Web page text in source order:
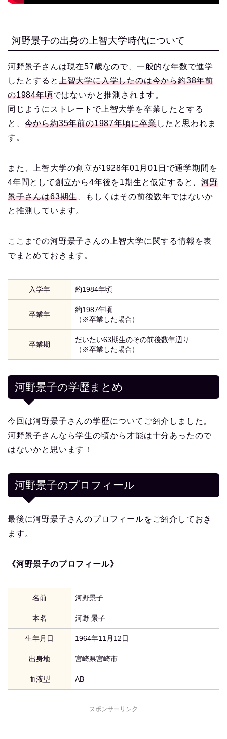
河野景子の出身の上智大学時代について
河野景子さんは現在57歳なので、一般的な年数で進学
したとすると 上智大学に入学したのは今から約38年前
の1984年頃ではないかと推測されます。
同じようにストレートで上智大学を卒業したとする
と、 今から約35年前の1987年頃に卒業したと思われま
す。
また、上智大学の創立が1928年01月01日で通学期間を
4年間として創立から4年後を1期生と仮定すると、河野
景子さんは63期生 、もしくはその前後数年ではないか
と推測しています。
ここまでの河野景子さんの上智大学に関する情報を表
でまとめておきます。
入学年 約1984年頃
卒業年
約1987年頃
（※卒業した場合）
卒業期
だいたい63期生のその前後数年辺り
（※卒業した場合）
河野景子の学歴まとめ
今回は河野景子さんの学歴についてご紹介しました。
河野景子さんなら学生の頃から才能は十分あったので
はないかと思います！
河野景子のプロフィール
最後に河野景子さんのプロフィールをご紹介しておき
ます。
《河野景子のプロフィール》
名前 河野景子
本名 河野 景子
生年月日 1964年11月12日
出身地 宮崎県宮崎市
血液型 AB
スポンサーリンク